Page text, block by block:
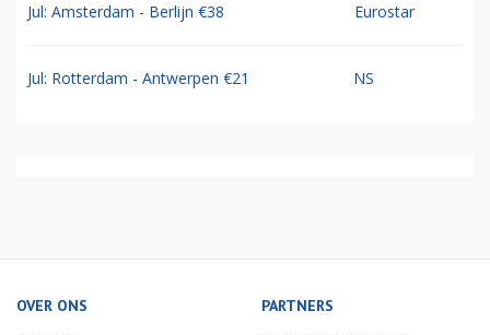
Jul: Amsterdam - Berlijn €38 Eurostar
Jul: Rotterdam - Antwerpen €21 NS
OVER ONS PARTNERS